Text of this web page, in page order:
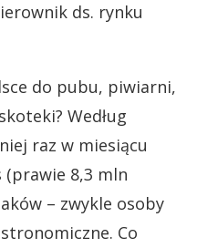
ds. rynku
do pubu, piwiarni,
Według
raz w miesiącu
(prawie 8,3 mln
– zwykle osoby
Co